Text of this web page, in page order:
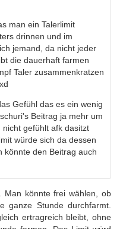
man ein Talerlimit
drinnen und im
jemand, da nicht jeder
die dauerhaft farmen
Taler zusammenkratzen
Gefühl das es ein wenig
Beitrag ja mehr um
gefühlt afk dasitzt
würde sich da dessen
könnte den Beitrag auch
Man könnte frei wählen, ob
ganze Stunde durchfarmt.
ertragreich bleibt, ohne